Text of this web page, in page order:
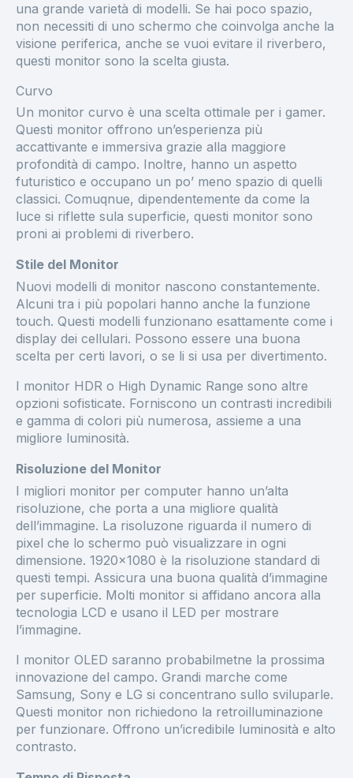
una grande varietà di modelli. Se hai poco spazio,
non necessiti di uno schermo che coinvolga anche la
visione periferica, anche se vuoi evitare il riverbero,
questi monitor sono la scelta giusta.
Curvo
Un monitor curvo è una scelta ottimale per i gamer.
Questi monitor offrono un’esperienza più
accattivante e immersiva grazie alla maggiore
profondità di campo. Inoltre, hanno un aspetto
futuristico e occupano un po’ meno spazio di quelli
classici. Comuqnue, dipendentemente da come la
luce si riflette sula superficie, questi monitor sono
proni ai problemi di riverbero.
Stile del Monitor
Nuovi modelli di monitor nascono constantemente.
Alcuni tra i più popolari hanno anche la funzione
touch. Questi modelli funzionano esattamente come i
display dei cellulari. Possono essere una buona
scelta per certi lavori, o se li si usa per divertimento.
I monitor HDR o High Dynamic Range sono altre
opzioni sofisticate. Forniscono un contrasti incredibili
e gamma di colori più numerosa, assieme a una
migliore luminosità.
Risoluzione del Monitor
I migliori monitor per computer hanno un’alta
risoluzione, che porta a una migliore qualità
dell’immagine. La risoluzone riguarda il numero di
pixel che lo schermo può visualizzare in ogni
dimensione. 1920x1080 è la risoluzione standard di
questi tempi. Assicura una buona qualità d’immagine
per superficie. Molti monitor si affidano ancora alla
tecnologia LCD e usano il LED per mostrare
l’immagine.
I monitor OLED saranno probabilmetne la prossima
innovazione del campo. Grandi marche come
Samsung, Sony e LG si concentrano sullo sviluparle.
Questi monitor non richiedono la retroilluminazione
per funzionare. Offrono un’icredibile luminosità e alto
contrasto.